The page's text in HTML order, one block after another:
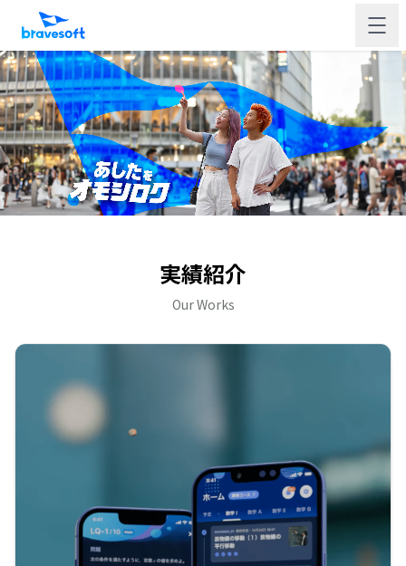
実績紹介
Our Works